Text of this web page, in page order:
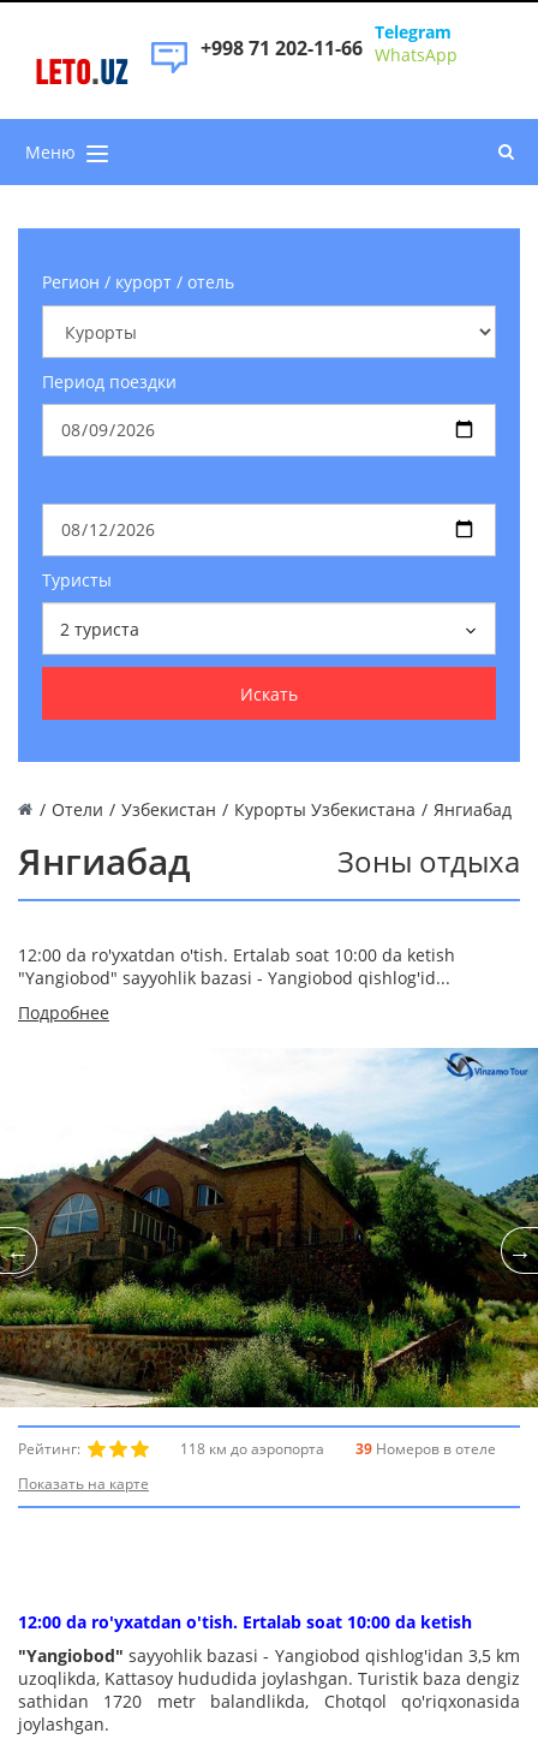
LETO.UZ
+998 71 202-11-66
Telegram
WhatsApp
Меню
Регион / курорт / отель
Период поездки
Туристы
2 туриста
Искать
/ Отели / Узбекистан / Курорты Узбекистана / Янгиабад
Янгиабад Зоны отдыха
12:00 da ro'yxatdan o'tish. Ertalab soat 10:00 da ketish
"Yangiobod" sayyohlik bazasi - Yangiobod qishlog'id...
Подробнее
Рейтинг: 118 км до аэропорта 39 Номеров в отеле
Показать на карте
12:00 da ro'yxatdan o'tish. Ertalab soat 10:00 da ketish
"Yangiobod" sayyohlik bazasi - Yangiobod qishlog'idan 3,5 km
uzoqlikda, Kattasoy hududida joylashgan. Turistik baza dengiz
sathidan 1720 metr balandlikda, Chotqol qo'riqxonasida
joylashgan.